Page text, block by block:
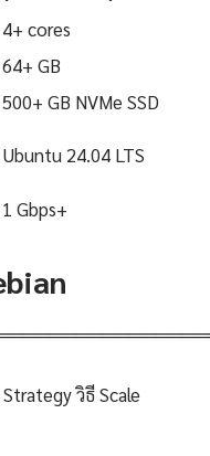
4+ cores
64+ GB
500+ GB NVMe SSD
Ubuntu 24.04 LTS
1 Gbps+
วิธี Scale